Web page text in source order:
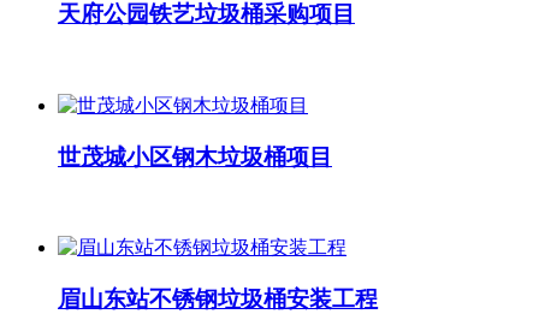
天府公园铁艺垃圾桶采购项目
世茂城小区钢木垃圾桶项目
眉山东站不锈钢垃圾桶安装工程